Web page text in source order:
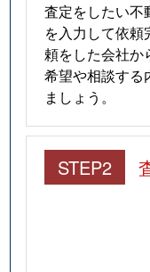
査定をしたい不
を入力して依
頼をした会社か
希望や相談する
ましょう。
STEP2